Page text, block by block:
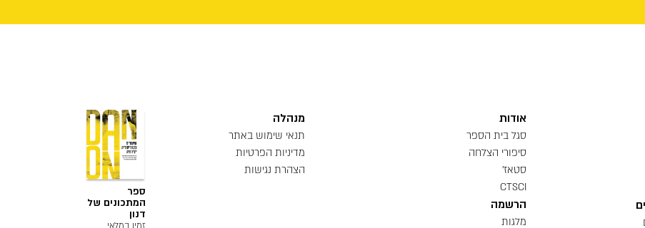
אודות
סגל בית הספר
סיפורי הצלחה
סטאז'
CTSCI
הרשמה
מלגות
מנהלה
תנאי שימוש באתר
מדיניות הפרטיות
הצהרת נגישות
ספר
המתכונים של
דנון